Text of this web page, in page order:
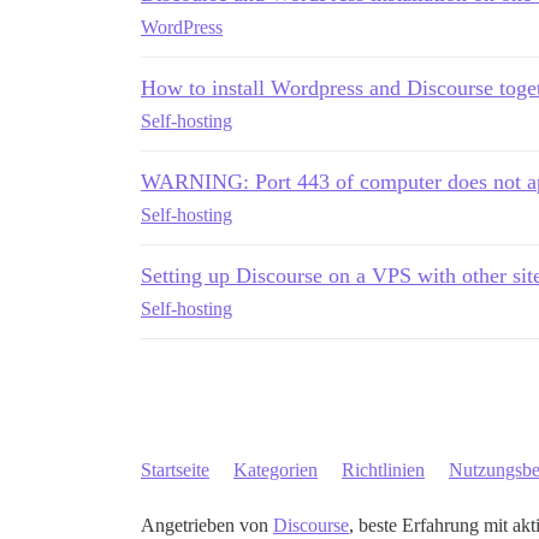
WordPress
How to install Wordpress and Discourse
Self-hosting
WARNING: Port 443 of computer does not
Self-hosting
Setting up Discourse on a VPS with other
Self-hosting
Startseite Kategorien Richtlinien
Angetrieben von Discourse, beste Erfahrung mit